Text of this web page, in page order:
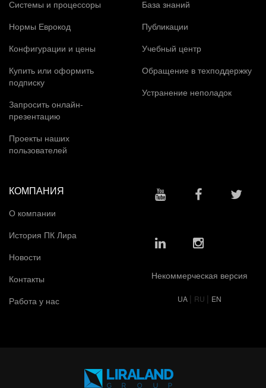
Системы и процессоры
Нормы Еврокод
Конфигурации и цены
Купить или оформить
подписку
Запросить онлайн-
презентацию
Проекты наших
пользователей
База знаний
Публикации
Учебный центр
Обращение в техподдержку
Устранение неполадок
КОМПАНИЯ
О компании
История ПК Лира
Новости
Контакты
Работа у нас
Некоммерческая версия
UA | RU | EN